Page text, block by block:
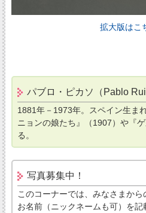
拡大版はこ
パブロ・ピカソ（Pablo
1881年－1973年。スペイン生ま
ニョンの娘たち』（1907）や『
る。
写真募集中！
このコーナーでは、みなさまから
お名前（ニックネームも可）を